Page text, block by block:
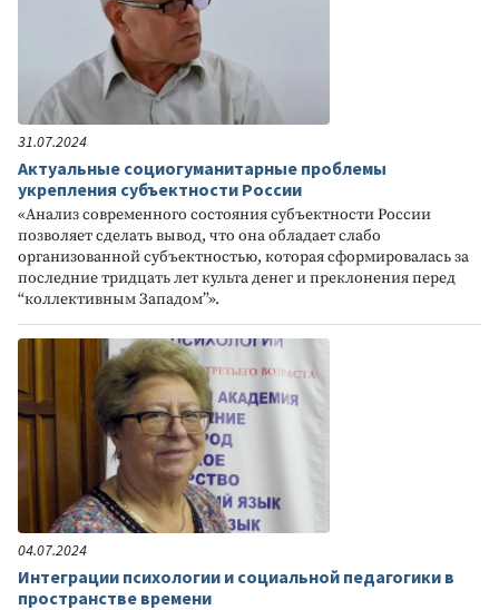
31.07.2024
Актуальные социогуманитарные проблемы
укрепления субъектности России
«Анализ современного состояния субъектности России
позволяет сделать вывод, что она обладает слабо
организованной субъектностью, которая сформировалась за
последние тридцать лет культа денег и преклонения перед
“коллективным Западом”».
04.07.2024
Интеграции психологии и социальной педагогики в
пространстве времени